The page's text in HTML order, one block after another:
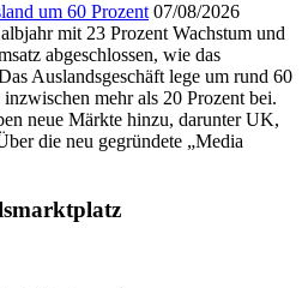
um 60 Prozent 07/08/2026
mit 23 Prozent Wachstum und
abgeschlossen, wie das
Auslandsgeschäft lege um rund 60
mehr als 20 Prozent bei.
neue Märkte hinzu, darunter UK,
die neu gegründete „Media